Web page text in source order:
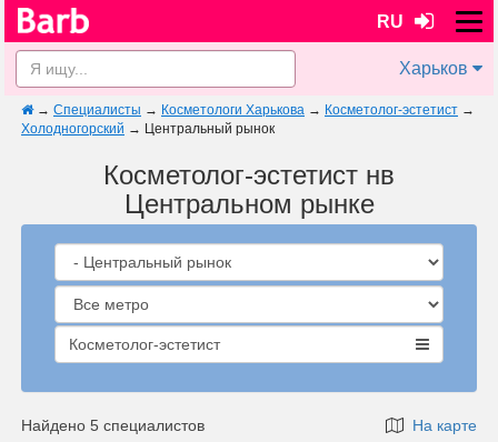
RU
Харьков
→ Специалисты → Косметологи Харькова → Косметолог-эстетист →
Холодногорский → Центральный рынок
Косметолог-эстетист нв
Центральном рынке
Косметолог-эстетист
Найдено 5 специалистов На карте